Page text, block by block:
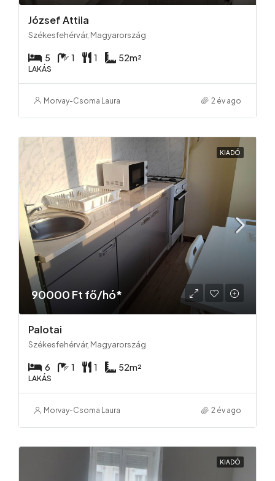
József Attila
Székesfehérvár, Magyarország
5 1 1 52m²
LAKÁS
Morvay-Csoma Laura 2 év ago
KIADÓ
90000 Ft fő/hó*
Palotai
Székesfehérvár, Magyarország
6 1 1 52m²
LAKÁS
Morvay-Csoma Laura 2 év ago
KIADÓ